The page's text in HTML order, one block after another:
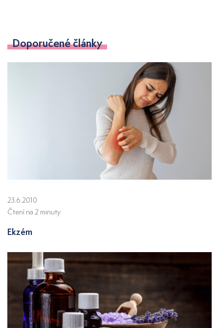
Doporučené články
23.6.2010
Čtení na 2 minuty
Ekzém